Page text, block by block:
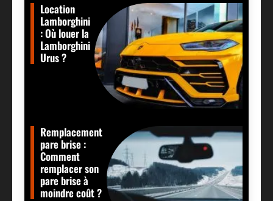
Location
Lamborghini
: Où louer la
Lamborghini
Urus ?
Remplacement
pare brise :
Comment
remplacer son
pare brise à
moindre coût ?